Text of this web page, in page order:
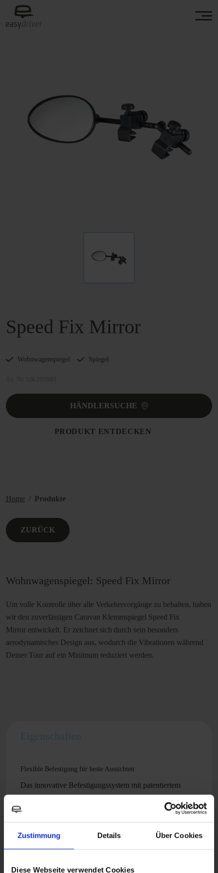
Zustimmung Details Über Cookies
Diese Webseite verwendet Cookies
Speed Fix Mirror
Wohnwagenspiegel Spiegel
HÄNDLERSUCHE
PRODUKT ENTDECKEN
Home Produkte
ZURÜCK
Wohnwagenspiegel: Speed Fix Mirror
Um volle Kontrolle über alle Verkehrsvorgänge zu behalten, haben
wir den zuverlässigen Caravan Klemmspiegel Speed Fix
Mirror entwickelt. Er zeichnet sich durch sein besonders
aerodynamisches Design aus, wodurch die Vibrationen während
Deiner Tour auf ein Minimum reduziert werden.
Flexible Befestigung für beste Aussichten
Das innovative Befestigungssystem mit patentiertem
Gelenkkopf sorgt nicht nur für stabilen Halt und
flexibelste Befestigungsmöglichkeiten, sondern auch für
eine besonders einfache und schnelle Montage.
auf fast alle gängigen Wohnwagenspiegel und